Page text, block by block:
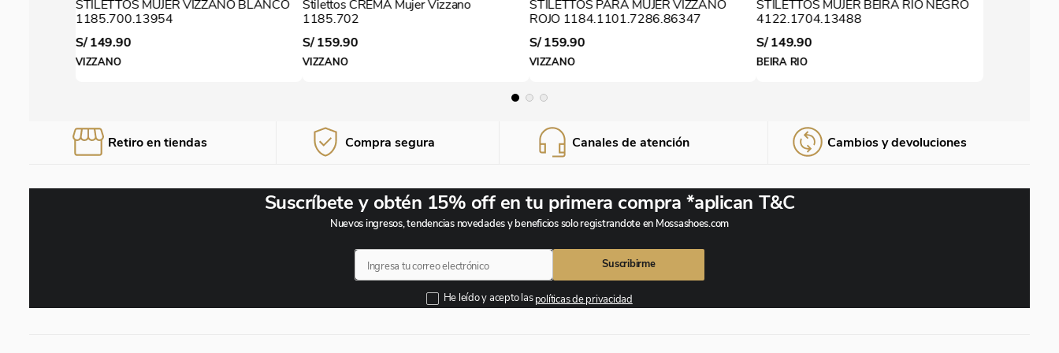
guiará en el
tienda o por
WhatsApp!
deseas solicitamos
STILETTOS MUJER VIZZANO BLANCO
1185.700.13954
S/ 149.90
VIZZANO
Stilettos CREMA Mujer Vizzano
1185.702
S/ 159.90
VIZZANO
STILETTOS PARA MUJER VIZZANO
ROJO 1184.1101.7286.86347
S/ 159.90
VIZZANO
STILETTOS MUJER BEIRA RIO NEGRO
4122.1704.13488
S/ 149.90
BEIRA RIO
Retiro en tiendas Compra segura Canales de atención Cambios y devoluciones
Suscríbete y obtén 15% off en tu primera compra *aplican T&C
Nuevos ingresos, tendencias novedades y beneficios solo registrandote en Mossashoes.com
Suscribirme
He leído y acepto las políticas de privacidad